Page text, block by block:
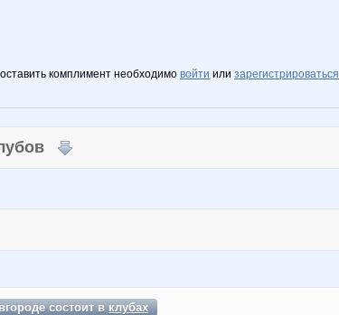
комплимент необходимо войти или зарегистрироваться
состоит вклубах